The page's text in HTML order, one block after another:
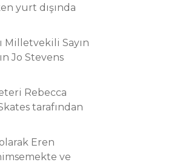
yurt dışında
Milletvekili Sayın
Jo Stevens
Rebecca
tarafından
Eren
ve